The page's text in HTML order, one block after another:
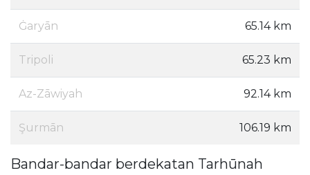
Ġaryān 65.14 km
Tripoli 65.23 km
Az-Zāwiyah 92.14 km
Şurmān 106.19 km
Bandar-bandar berdekatan Tarhūnah